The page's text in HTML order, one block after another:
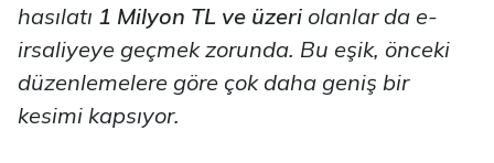
hasılatı 1 Milyon TL ve üzeri olanlar da e-
irsaliyeye geçmek zorunda. Bu eşik, önceki
düzenlemelere göre çok daha geniş bir
kesimi kapsıyor.